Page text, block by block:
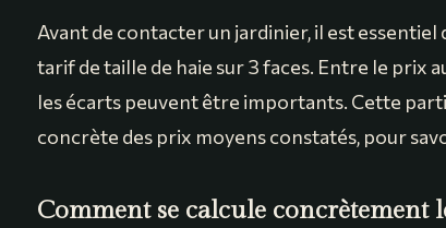
Avant de contacter un jardinier, il est
tarif de taille de haie sur 3 faces. Entre le prix
les écarts peuvent être importants. Cette
concrète des prix moyens constatés, pour
Comment se calcule concrètement